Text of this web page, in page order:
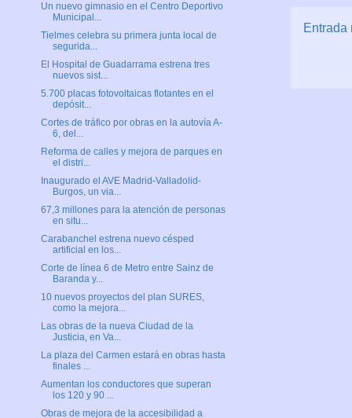
Entrada
Un nuevo gimnasio en el Centro Deportivo
Municipal...
Tielmes celebra su primera junta local de
segurida...
El Hospital de Guadarrama estrena tres
nuevos sist...
5.700 placas fotovoltaicas flotantes en el
depósit...
Cortes de tráfico por obras en la autovía A-
6, del...
Reforma de calles y mejora de parques en
el distri...
Inaugurado el AVE Madrid-Valladolid-
Burgos, un via...
67,3 millones para la atención de personas
en situ...
Carabanchel estrena nuevo césped
artificial en los...
Corte de línea 6 de Metro entre Sainz de
Baranda y...
10 nuevos proyectos del plan SURES,
como la mejora...
Las obras de la nueva Ciudad de la
Justicia, en Va...
La plaza del Carmen estará en obras hasta
finales ...
Aumentan los conductores que superan
los 120 y 90 ...
Obras de mejora de la accesibilidad a